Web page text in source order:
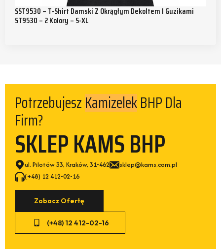
SST9530 – T-Shirt Damski Z Okrągłym Dekoltem I Guzikami
ST9530 – 2 Kolory – S-XL
PotrzebujeszKamizelekBHP Dla
Firm?
SKLEP KAMS BHP
ul. Pilotów 33, Kraków, 31-462
sklep@kams.com.pl
(+48) 12 412-02-16
Zobacz Ofertę
(+48) 12 412-02-16